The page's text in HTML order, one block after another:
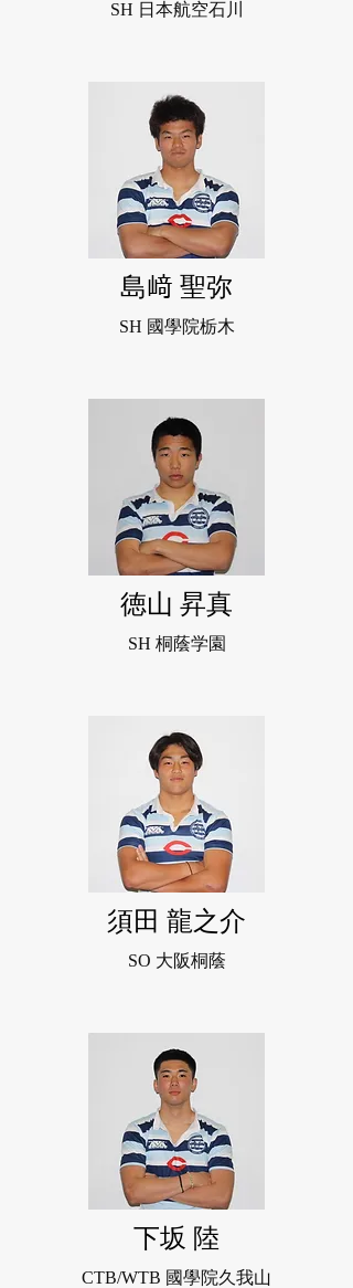
SH 日本航空石川
島﨑 聖弥
SH 國學院栃木
徳山 昇真
SH 桐蔭学園
須田 龍之介
SO 大阪桐蔭
下坂 陸
CTB/WTB 國學院久我山